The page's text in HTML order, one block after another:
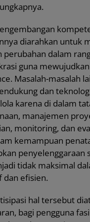
diarahkan untuk
perubahan dalam
guna
Masalah-masalah
dan
karena di dalam
manajemen
monitoring, dan
kemampuan
penyelenggaraan
tidak maksimal
dan efisien.
hal tersebut
bagi pengguna